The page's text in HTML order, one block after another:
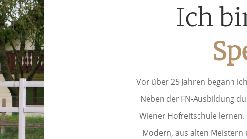
Ich
Vor über 25 Jahren begann
Neben der FN-Ausbildung
Wiener Hofreitschule
Modern, aus alten Meistern